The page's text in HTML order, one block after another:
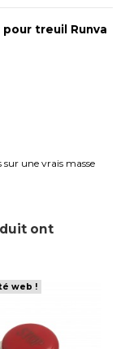
treuil Runva
une vrais masse
ont
web !